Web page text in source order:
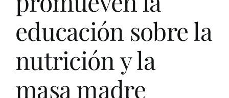
educación sobre la
nutrición y la
masa madre